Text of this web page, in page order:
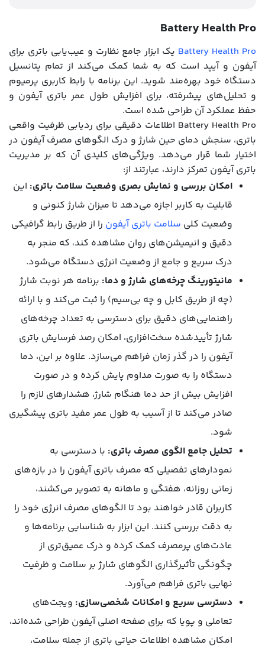
Battery Health Pro
Battery Health Pro یک ابزار جامع نظارت و عیب‌یابی باتری برای
آیفون و آیپد است که به شما کمک می‌کند از تمام پتانسیل
دستگاه خود بهره‌مند شوید. این برنامه با رابط کاربری پرمیوم
و تحلیل‌های پیشرفته، برای افزایش طول عمر باتری آیفون و
حفظ عملکرد آن طراحی شده است.
Battery Health Pro اطلاعات دقیقی برای ردیابی ظرفیت واقعی
باتری، سنجش دمای حین شارژ و درک الگوهای مصرف آیفون در
اختیار شما قرار می‌دهد. ویژگی‌های کلیدی آن که بر مدیریت
باتری آیفون تمرکز دارند، عبارتند از:
امکان بررسی و نمایش بصری وضعیت سلامت باتری: این
قابلیت به کاربر اجازه می‌دهد تا میزان شارژ کنونی و
وضعیت کلی سلامت باتری آیفون را از طریق رابط گرافیکی
دقیق و انیمیشن‌های روان مشاهده کند، که منجر به
درک سریع و جامع از وضعیت انرژی دستگاه می‌شود.
مانیتورینگ چرخه‌های شارژ و دما: برنامه هر نوبت شارژ
(چه از طریق کابل و چه بی‌سیم) را ثبت می‌کند و با ارائه
راهنمایی‌های دقیق برای دسترسی به تعداد چرخه‌های
شارژ تأییدشده سخت‌افزاری، امکان رصد فرسایش باتری
آیفون را در گذر زمان فراهم می‌سازد. علاوه بر این، دما
دستگاه را به صورت مداوم پایش کرده و در صورت
افزایش بیش از حد دما هنگام شارژ، هشدارهای لازم را
صادر می‌کند تا از آسیب به طول عمر مفید باتری پیشگیری
شود.
تحلیل جامع الگوی مصرف باتری: با دسترسی به
نمودارهای تفصیلی که مصرف باتری آیفون را در بازه‌های
زمانی روزانه، هفتگی و ماهانه به تصویر می‌کشند،
کاربران قادر خواهند بود تا الگوهای مصرف انرژی خود را
به دقت بررسی کنند. این ابزار به شناسایی برنامه‌ها و
عادت‌های پرمصرف کمک کرده و درک عمیق‌تری از
چگونگی تأثیرگذاری الگوهای شارژ بر سلامت و ظرفیت
نهایی باتری فراهم می‌آورد.
دسترسی سریع و امکانات شخصی‌سازی: ویجت‌های
تعاملی و پویا که برای صفحه اصلی آیفون طراحی شده‌اند،
امکان مشاهده اطلاعات حیاتی باتری از جمله سلامت،